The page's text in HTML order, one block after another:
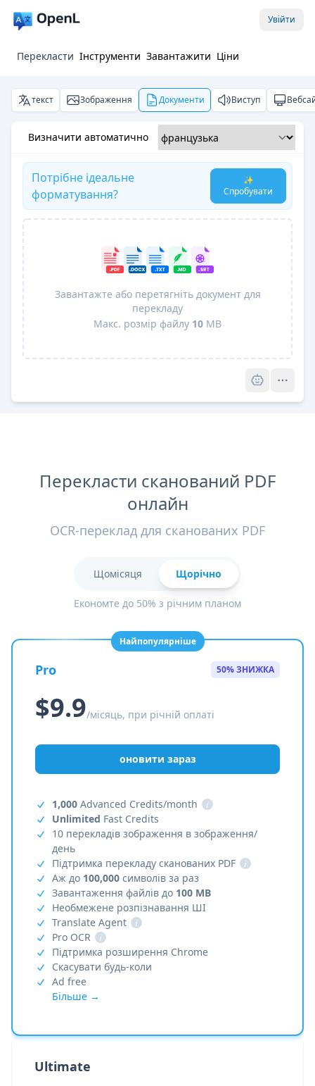
Увійти
Перекласти Інструменти Завантажити Ціни
текст Зображення Документи Виступ
Визначити автоматично
Потрібне ідеальне
форматування?
✨
Спробувати
Завантажте або перетягніть документ для
перекладу
Макс. розмір файлу 10 MB
Перекласти сканований PDF
онлайн
OCR-переклад для сканованих PDF
Щомісяця Щорічно
Економте до 50% з річним планом
Найпопулярніше
Pro 50% ЗНИЖКА
$9.9/місяць, при річній оплаті
оновити зараз
1,000 Advanced Credits/month
i
Unlimited Fast Credits
10 перекладів зображення в зображення/
день
Підтримка перекладу сканованих PDF
i
Аж до 100,000 символів за раз
Завантаження файлів до 100 MB
Необмежене розпізнавання ШІ
Translate Agent
i
Pro OCR
i
Підтримка розширення Chrome
Скасувати будь-коли
Ad free
Більше →
Ultimate